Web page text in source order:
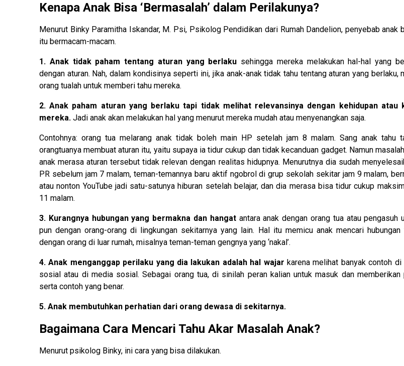
Kenapa Anak Bisa ‘Bermasalah’ dalam Perilakunya?
Menurut Binky Paramitha Iskandar, M. Psi, Psikolog Pendidikan dari Rumah Dandelion, penyebab anak
itu bermacam-macam.
1. Anak tidak paham tentang aturan yang berlaku sehingga mereka melakukan hal-hal yang
dengan aturan. Nah, dalam kondisinya seperti ini, jika anak-anak tidak tahu tentang aturan yang berlaku,
orang tualah untuk memberi tahu mereka.
2. Anak paham aturan yang berlaku tapi tidak melihat relevansinya dengan kehidupan atau
mereka. Jadi anak akan melakukan hal yang menurut mereka mudah atau menyenangkan saja.
Contohnya: orang tua melarang anak tidak boleh main HP setelah jam 8 malam. Sang anak tahu
orangtuanya membuat aturan itu, yaitu supaya ia tidur cukup dan tidak kecanduan gadget. Namun
anak merasa aturan tersebut tidak relevan dengan realitas hidupnya. Menurutnya dia sudah
PR sebelum jam 7 malam, teman-temannya baru aktif ngobrol di grup sekolah sekitar jam 9 malam,
atau nonton YouTube jadi satu-satunya hiburan setelah belajar, dan dia merasa bisa tidur cukup
11 malam.
3. Kurangnya hubungan yang bermakna dan hangatantara anak dengan orang tua atau pengasuh
pun dengan orang-orang di lingkungan sekitarnya yang lain. Hal itu memicu anak mencari
dengan orang di luar rumah, misalnya teman-teman gengnya yang ‘nakal’.
4. Anak menganggap perilaku yang dia lakukan adalah hal wajar karena melihat banyak contoh di
sosial atau di media sosial. Sebagai orang tua, di sinilah peran kalian untuk masuk dan memberikan
serta contoh yang benar.
5. Anak membutuhkan perhatian dari orang dewasa di sekitarnya.
Bagaimana Cara Mencari Tahu Akar Masalah Anak?
Menurut psikolog Binky, ini cara yang bisa dilakukan.